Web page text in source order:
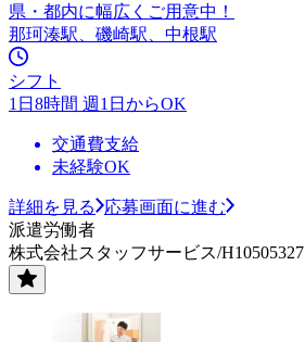
県・都内に幅広くご用意中！
那珂湊駅、磯崎駅、中根駅
シフト
1日8時間 週1日からOK
交通費支給
未経験OK
詳細を見る
応募画面に進む
派遣労働者
株式会社スタッフサービス/H10505327